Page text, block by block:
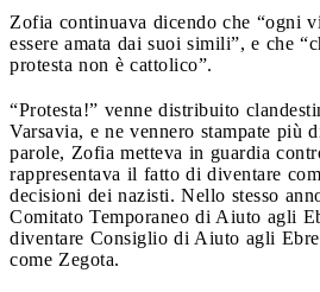
Zofia continuava dicendo che “ogni
essere amata dai suoi simili”, e che
protesta non è cattolico”.
“Protesta!” venne distribuito
Varsavia, e ne vennero stampate più
parole, Zofia metteva in guardia
rappresentava il fatto di diventare
decisioni dei nazisti. Nello stesso
Comitato Temporaneo di Aiuto agli
diventare Consiglio di Aiuto agli
come Zegota.